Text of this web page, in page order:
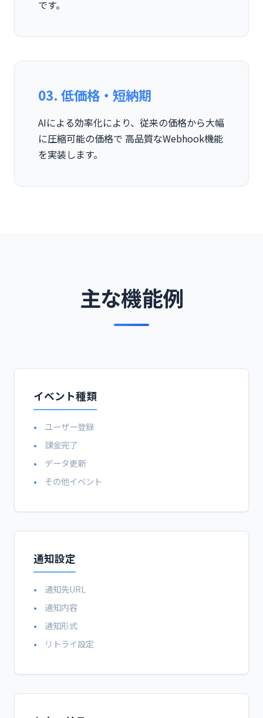
です。
03. 低価格・短納期
AIによる効率化により、従来の価格から大幅
に圧縮可能の価格で 高品質なWebhook機能
を実装します。
主な機能例
イベント種類
ユーザー登録
課金完了
データ更新
その他イベント
通知設定
通知先URL
通知内容
通知形式
リトライ設定